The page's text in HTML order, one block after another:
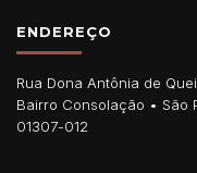
ENDEREÇO
Rua Dona Antônia de
Bairro Consolação • São
01307-012